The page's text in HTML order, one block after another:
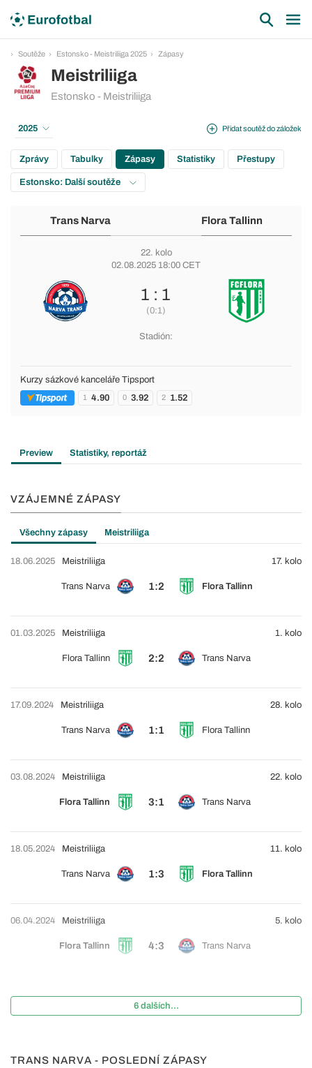
Soutěže Estonsko - Meistriliiga 2025 Zápasy
Meistriliiga
Estonsko - Meistriliiga
Přidat soutěž do záložek
2025
Zprávy Tabulky Zápasy Statistiky Přestupy
Estonsko: Další soutěže
Trans Narva Flora Tallinn
22. kolo
02.08.2025 18:00 CET
1 : 1
(0:1)
Stadión:
Kurzy sázkové kanceláře Tipsport
1 4.90 0 3.92 2 1.52
Preview Statistiky, reportáž
VZÁJEMNÉ ZÁPASY
Všechny zápasy Meistriliiga
18.06.2025
Trans Narva 1:2 Flora Tallinn
Meistriliiga 17. kolo
01.03.2025
Flora Tallinn 2:2 Trans Narva
Meistriliiga 1. kolo
17.09.2024
Trans Narva 1:1 Flora Tallinn
Meistriliiga 28. kolo
03.08.2024
Flora Tallinn 3:1 Trans Narva
Meistriliiga 22. kolo
18.05.2024
Trans Narva 1:3 Flora Tallinn
Meistriliiga 11. kolo
06.04.2024
Flora Tallinn 4:3 Trans Narva
Meistriliiga 5. kolo
6 dalších...
TRANS NARVA - POSLEDNÍ ZÁPASY